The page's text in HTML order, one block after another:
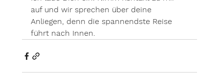
auf und wir sprechen über deine
Anliegen, denn die spannendste Reise
führt nach Innen.